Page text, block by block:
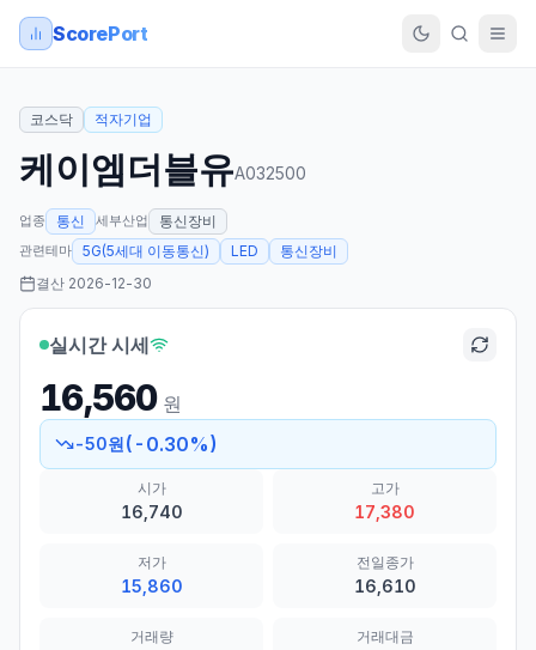
ScorePort
코스닥 적자기업
케이엠더블유A032500
업종 통신 세부산업 통신장비
관련테마 5G(5세대 이동통신) LED
통신장비
결산 2026-12-30
실시간 시세
16,560 원
-50원( -0.30%)
시가
16,740
고가
17,380
저가
15,860
전일종가
16,610
거래량 거래대금